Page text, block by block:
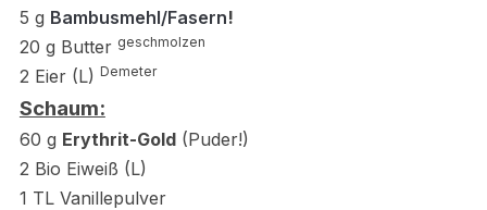
5 g Bambusmehl/Fasern!
20 g Butter geschmolzen
2 Eier (L) Demeter
Schaum:
60 g Erythrit-Gold(Puder!)
2 Bio Eiweiß (L)
1 TL Vanillepulver